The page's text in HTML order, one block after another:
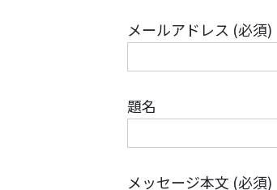
メールアドレス (必須)
題名
メッセージ本文 (必須)